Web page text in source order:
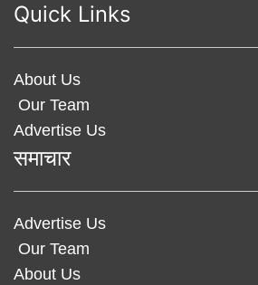
Quick Links
About Us
Our Team
Advertise Us
समाचार
Advertise Us
Our Team
About Us